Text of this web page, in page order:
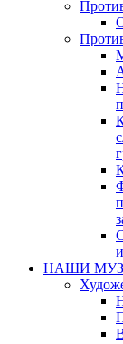
НАШИ